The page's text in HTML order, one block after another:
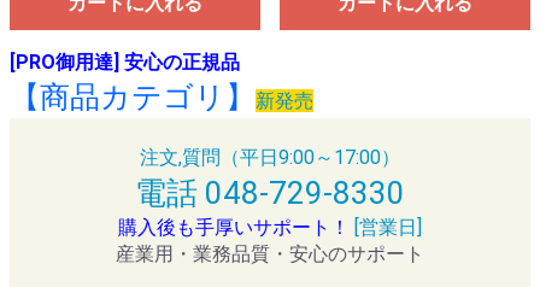
[PRO御用達] 安心の正規品
【商品カテゴリ】 新発売
注文,質問（平日9:00～17:00）
電話 048-729-8330
購入後も手厚いサポート！
[営業日]
産業用・業務品質・安心のサポート